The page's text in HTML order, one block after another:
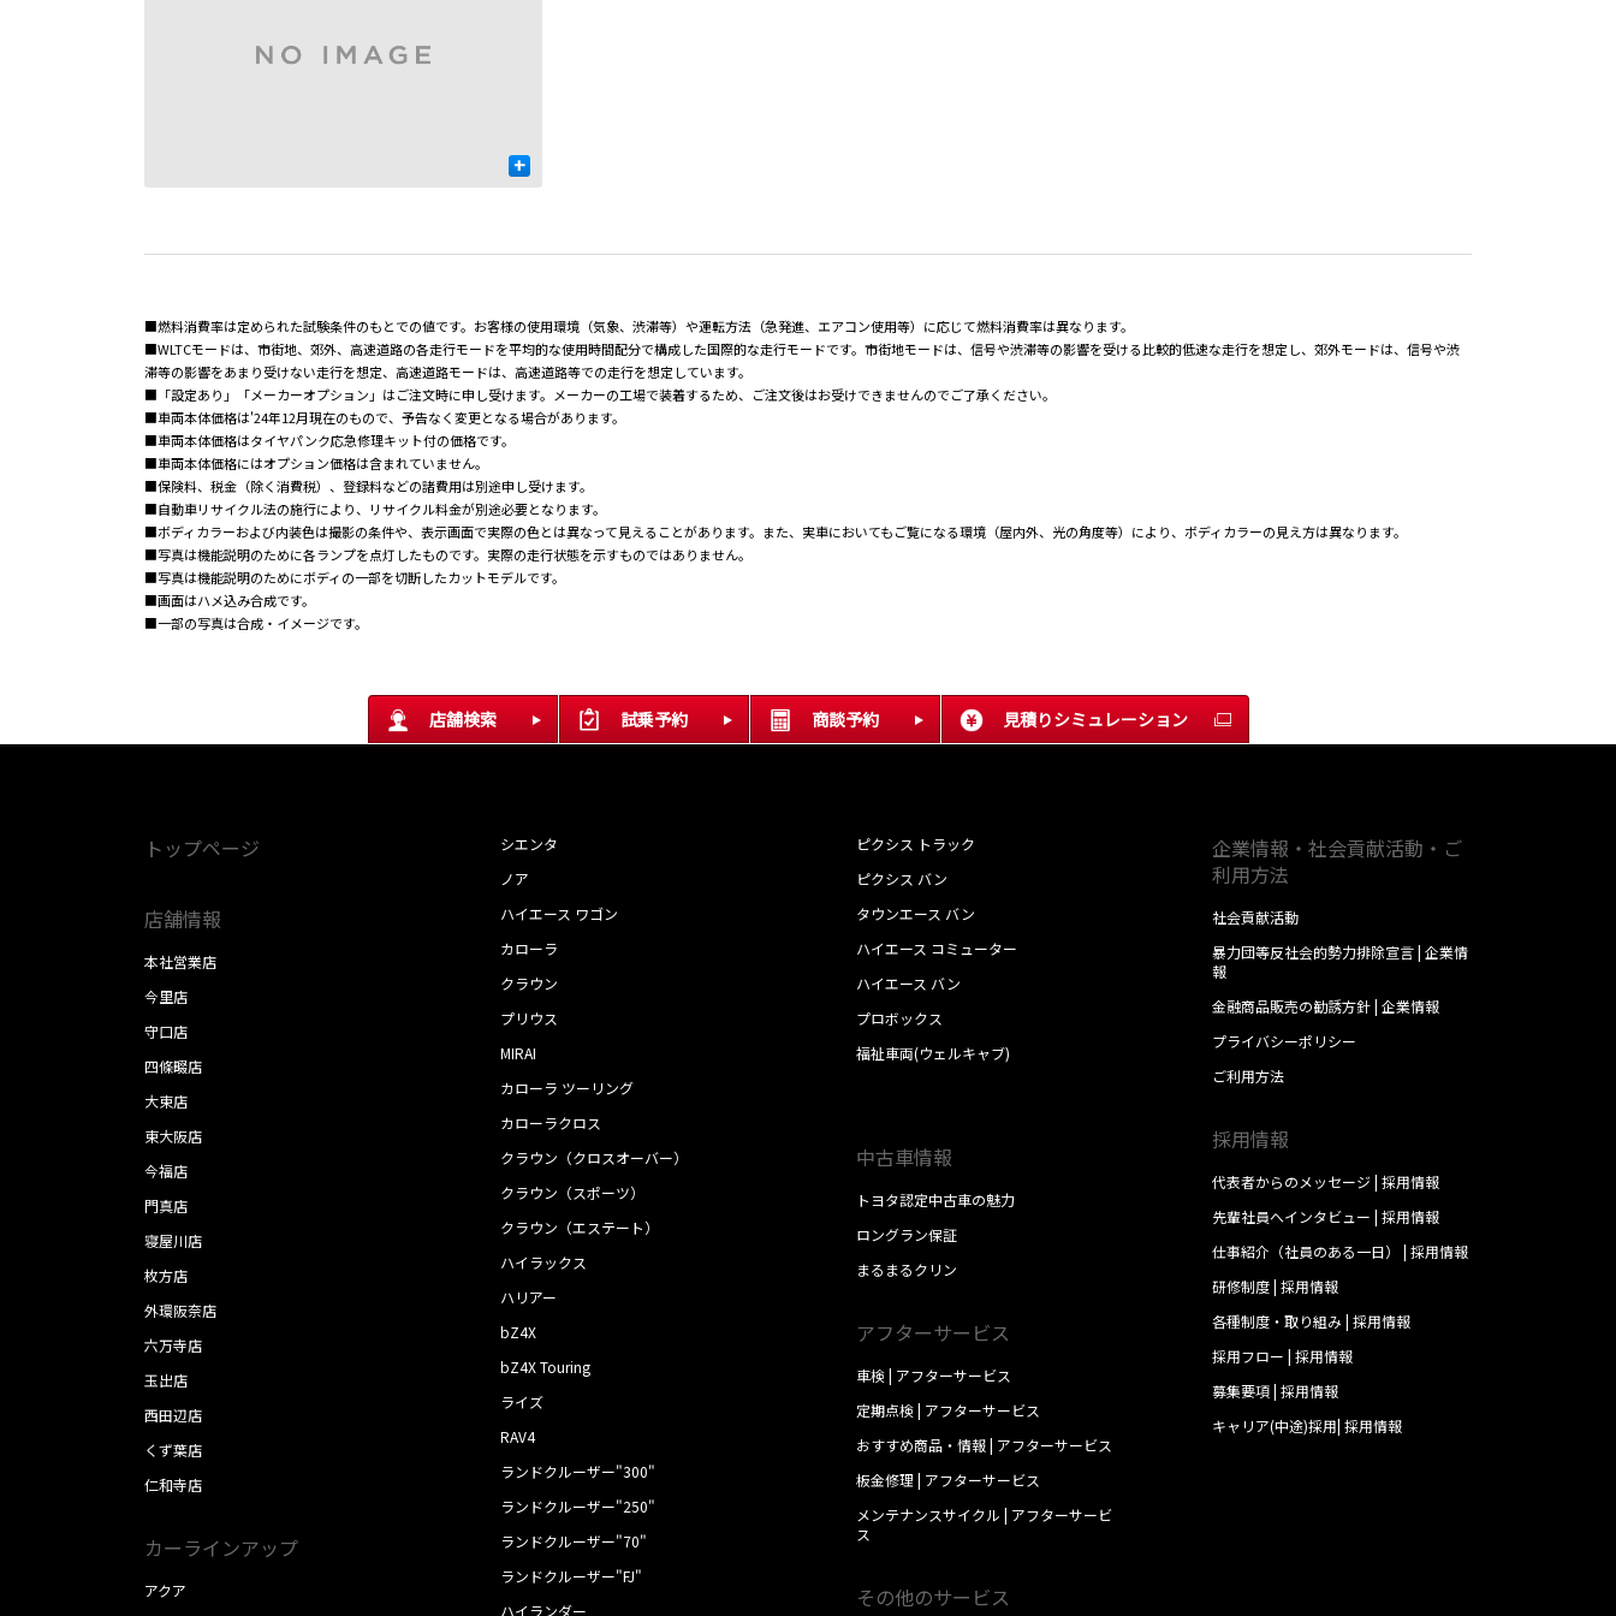
+
■燃料消費率は定められた試験条件のもとでの値です。お客様の使用環境（気象、渋滞等）や運転方法（急発進、エアコン使用等）に応じて燃料消費率は異なります。
■WLTCモードは、市街地、郊外、高速道路の各走行モードを平均的な使用時間配分で構成した国際的な走行モードです。市街地モードは、信号や渋滞等の影響を受ける比較的低速な走行を想定し、郊外モードは、信号や渋
滞等の影響をあまり受けない走行を想定、高速道路モードは、高速道路等での走行を想定しています。
■「設定あり」「メーカーオプション」はご注文時に申し受けます。メーカーの工場で装着するため、ご注文後はお受けできませんのでご了承ください。
■車両本体価格は'24年12月現在のもので、予告なく変更となる場合があります。
■車両本体価格はタイヤパンク応急修理キット付の価格です。
■車両本体価格にはオプション価格は含まれていません。
■保険料、税金（除く消費税）、登録料などの諸費用は別途申し受けます。
■自動車リサイクル法の施行により、リサイクル料金が別途必要となります。
■ボディカラーおよび内装色は撮影の条件や、表示画面で実際の色とは異なって見えることがあります。また、実車においてもご覧になる環境（屋内外、光の角度等）により、ボディカラーの見え方は異なります。
■写真は機能説明のために各ランプを点灯したものです。実際の走行状態を示すものではありません。
■写真は機能説明のためにボディの一部を切断したカットモデルです。
■画面はハメ込み合成です。
■一部の写真は合成・イメージです。
店舗検索 試乗予約 商談予約 見積りシミュレーション
トップページ
店舗情報
本社営業店
今里店
守口店
四條畷店
大東店
東大阪店
今福店
門真店
寝屋川店
枚方店
外環阪奈店
六万寺店
玉出店
西田辺店
くず葉店
仁和寺店
カーラインアップ
アクア
シエンタ
ノア
ハイエース ワゴン
カローラ
クラウン
プリウス
MIRAI
カローラ ツーリング
カローラクロス
クラウン（クロスオーバー）
クラウン（スポーツ）
クラウン（エステート）
ハイラックス
ハリアー
bZ4X
bZ4X Touring
ライズ
RAV4
ランドクルーザー"300"
ランドクルーザー"250"
ランドクルーザー"70"
ランドクルーザー"FJ"
ハイランダー
ピクシス トラック
ピクシス バン
タウンエース バン
ハイエース コミューター
ハイエース バン
プロボックス
福祉車両(ウェルキャブ)
中古車情報
トヨタ認定中古車の魅力
ロングラン保証
まるまるクリン
アフターサービス
車検 | アフターサービス
定期点検 | アフターサービス
おすすめ商品・情報 | アフターサービス
板金修理 | アフターサービス
メンテナンスサイクル | アフターサービ
ス
その他のサービス
企業情報・社会貢献活動・ご
利用方法
社会貢献活動
暴力団等反社会的勢力排除宣言 | 企業情
報
金融商品販売の勧誘方針 | 企業情報
プライバシーポリシー
ご利用方法
採用情報
代表者からのメッセージ | 採用情報
先輩社員へインタビュー | 採用情報
仕事紹介（社員のある一日） | 採用情報
研修制度 | 採用情報
各種制度・取り組み | 採用情報
採用フロー | 採用情報
募集要項 | 採用情報
キャリア(中途)採用| 採用情報